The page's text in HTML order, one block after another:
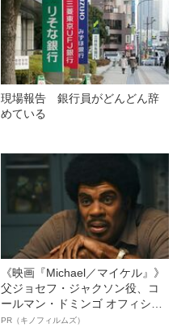
現場報告 銀行員がどんどん辞
めている
《映画『Michael／マイケル』》
父ジョセフ・ジャクソン役、コ
ールマン・ドミンゴ オフィシャ
ルインタビュー“観客を魅了した
PR（キノフィルムズ）